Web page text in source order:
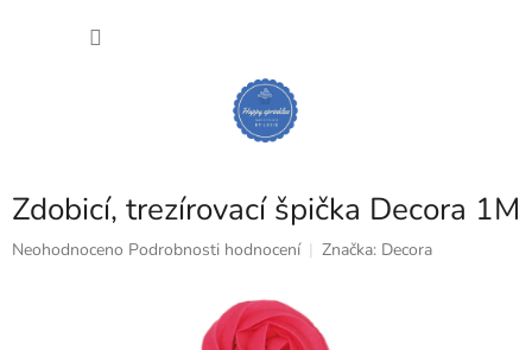
Zdobicí, trezírovací špička Decora 1M
Průměrné
Neohodnoceno Podrobnosti hodnocení Značka: Decora